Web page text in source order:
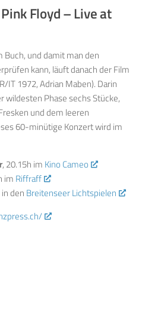
Floyd – Live at
Buch, und damit man den
kann, läuft danach der Film
IT 1972, Adrian Maben). Darin
wildesten Phase sechs Stücke,
und dem leeren
60-minütige Konzert wird im
, 20.15h im Kino Cameo
im Riffraff
den Breitenseer Lichtspielen